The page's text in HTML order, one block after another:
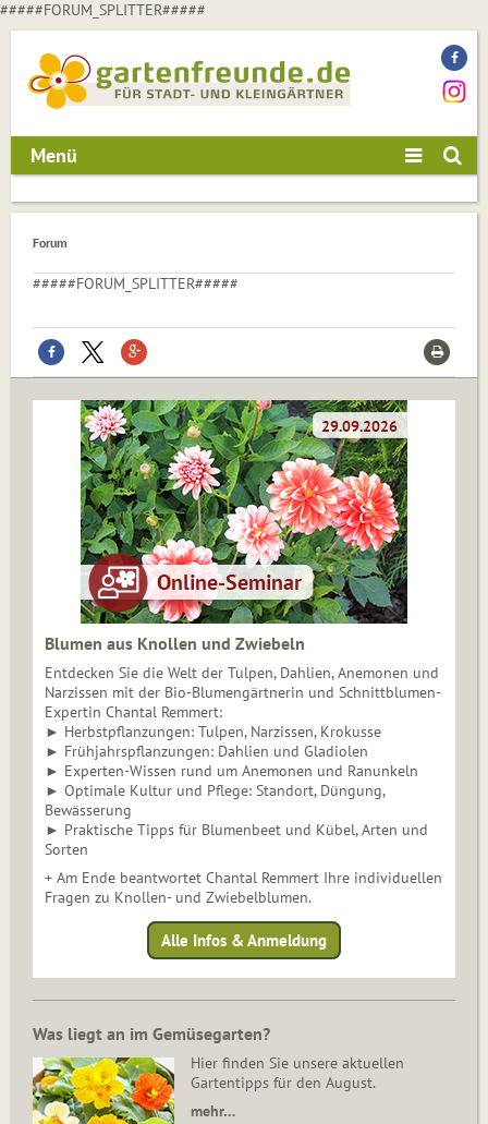
#####FORUM_SPLITTER#####
Menü
Forum
#####FORUM_SPLITTER#####
Blumen aus Knollen und Zwiebeln
Entdecken Sie die Welt der Tulpen, Dahlien, Anemonen und
Narzissen mit der Bio-Blumengärtnerin und Schnittblumen-
Expertin Chantal Remmert:
► Herbstpflanzungen: Tulpen, Narzissen, Krokusse
► Frühjahrspflanzungen: Dahlien und Gladiolen
► Experten-Wissen rund um Anemonen und Ranunkeln
► Optimale Kultur und Pflege: Standort, Düngung,
Bewässerung
► Praktische Tipps für Blumenbeet und Kübel, Arten und
Sorten
+ Am Ende beantwortet Chantal Remmert Ihre individuellen
Fragen zu Knollen- und Zwiebelblumen.
Alle Infos & Anmeldung
Was liegt an im Gemüsegarten?
Hier finden Sie unsere aktuellen
Gartentipps für den August.
mehr…